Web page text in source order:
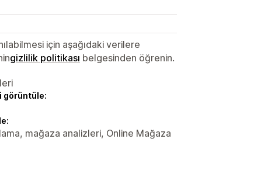
için aşağıdaki verilere
gizlilik politikası belgesinden öğrenin.
görüntüle:
mağaza analizleri, Online Mağaza